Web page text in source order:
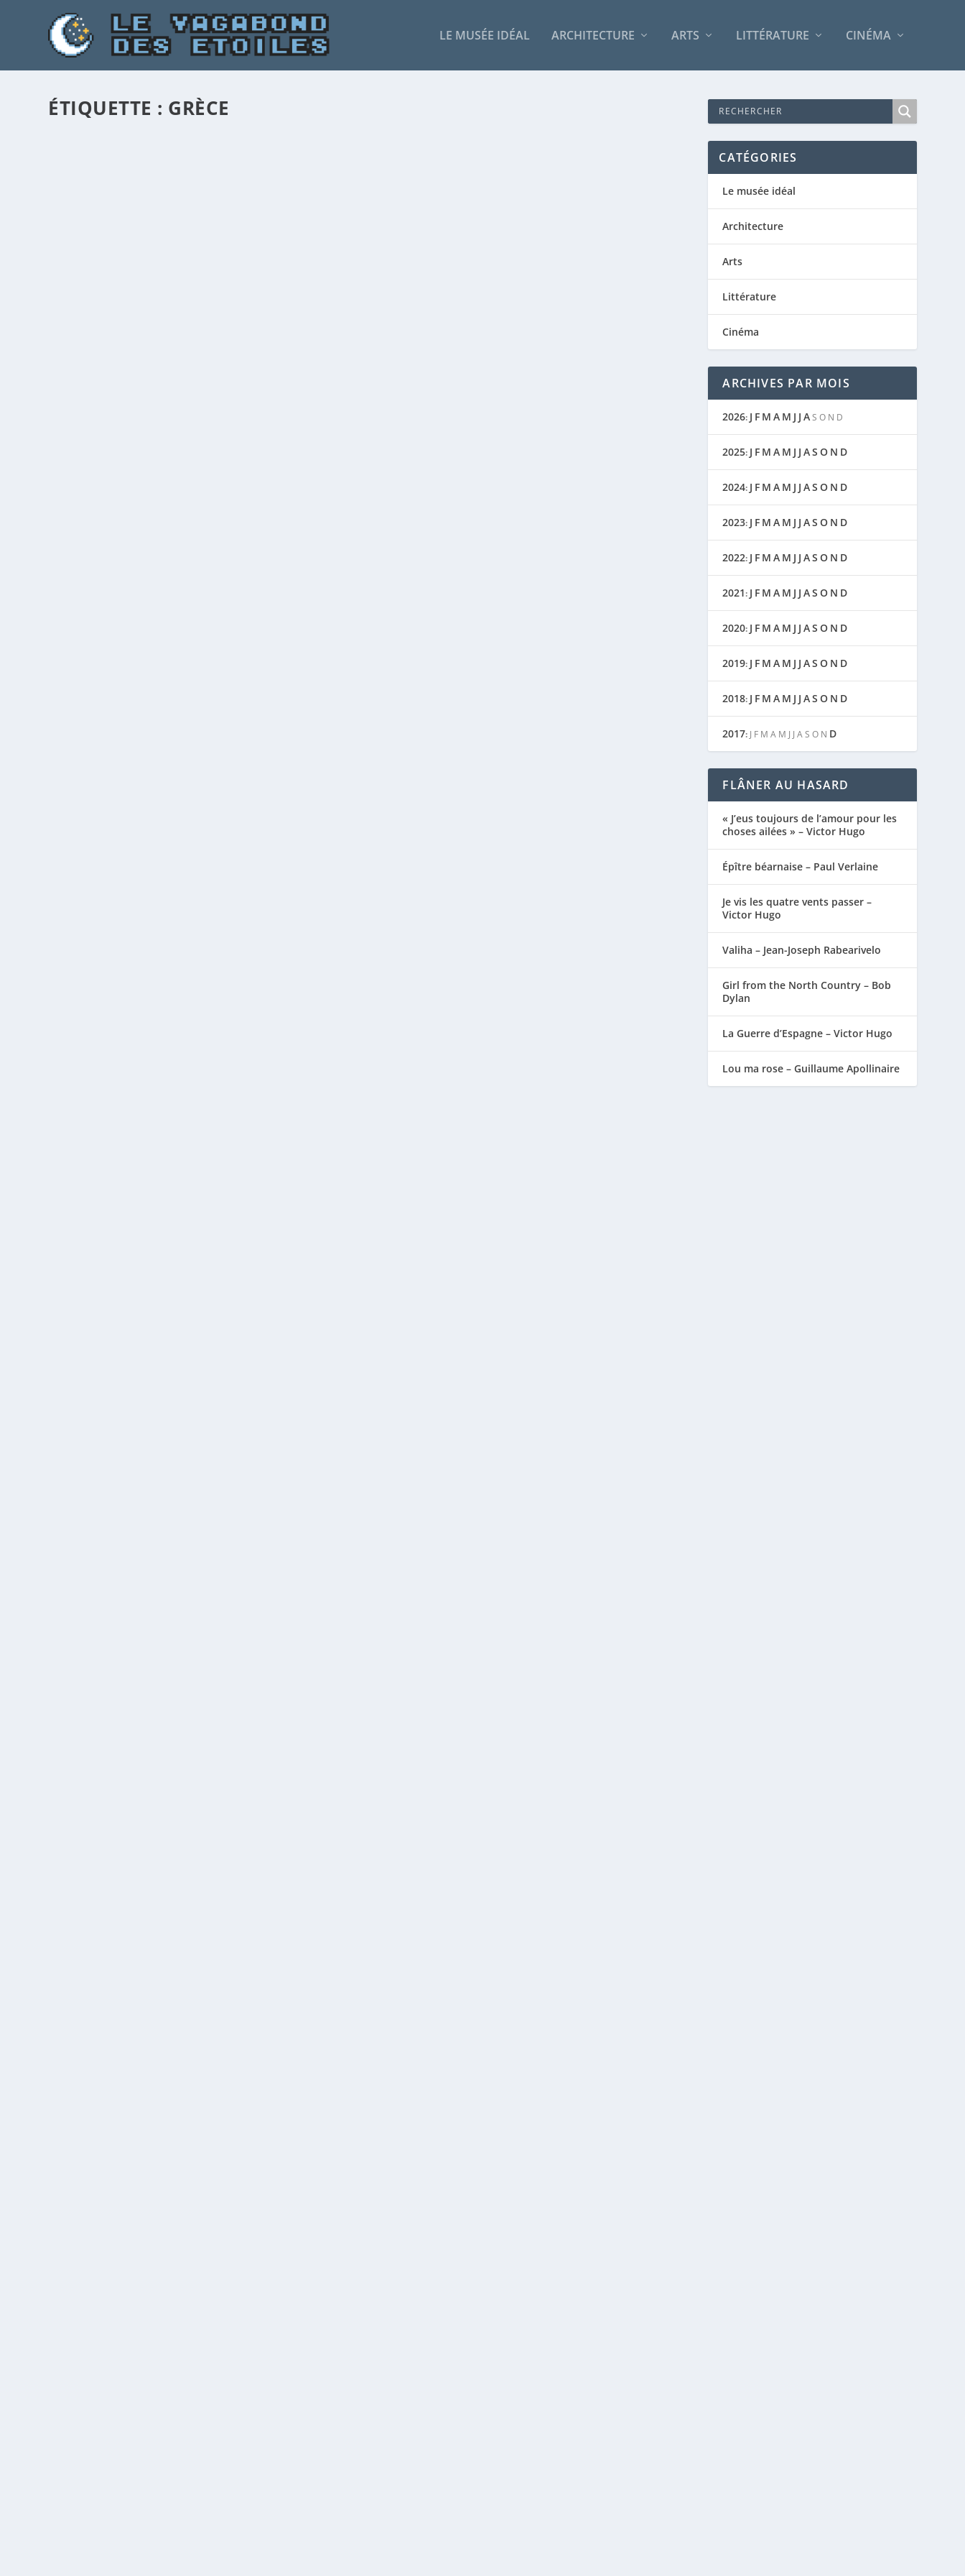
LE MUSÉE IDÉAL ARCHITECTURE ARTS LITTÉRATURE CINÉMA
ÉTIQUETTE : GRÈCE
CATÉGORIES
Le musée idéal
Architecture
Arts
Littérature
Cinéma
ARCHIVES PAR MOIS
2026: J F M A M J J AS O N D
2025: J F M A M J J AS O N D
2024: J F M A M J J AS O N D
2023: J F M A M J J AS O N D
2022: J F M A M J J AS O N D
2021: J F M A M J J AS O N D
2020: J F M A M J J AS O N D
2019: J F M A M J J AS O N D
2018: J F M A M J J AS O N D
2017: J F M A M J J AS O N D
FLÂNER AU HASARD
« J’eus toujours de l’amour pour les
choses ailées » – Victor Hugo
Épître béarnaise – Paul Verlaine
Je vis les quatre vents passer –
Victor Hugo
Valiha – Jean-Joseph Rabearivelo
Girl from the North Country – Bob
Dylan
La Guerre d’Espagne – Victor Hugo
Lou ma rose – Guillaume Apollinaire